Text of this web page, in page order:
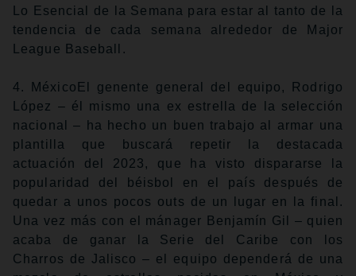
Lo Esencial de la Semana para estar al tanto de la
tendencia de cada semana alrededor de Major
League Baseball.
4. MéxicoEl genente general del equipo, Rodrigo
López – él mismo una ex estrella de la selección
nacional – ha hecho un buen trabajo al armar una
plantilla que buscará repetir la destacada
actuación del 2023, que ha visto dispararse la
popularidad del béisbol en el país después de
quedar a unos pocos outs de un lugar en la final.
Una vez más con el mánager Benjamín Gil – quien
acaba de ganar la Serie del Caribe con los
Charros de Jalisco – el equipo dependerá de una